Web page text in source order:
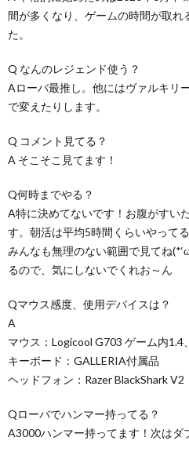
間が多くなり、ゲームの時間が取れ
た。
Q なんのレジェンド使う？
Aローバ最推し。他にはヴァルキリ
で変えたりします。
Q コメント見てる？
A そこそこ見てます！
Q何時までやる？
A特に決めてないです！お腹がすい
す。朝活は平均5時間くらいやって
みんなも無理のない範囲で見てね
るので、気にしないでくれお～ん
Qマウス感度、使用デバイスは？
A
マウス：Logicool G703 ゲーム内1.4
キーボード：GALLERIA付属品
ヘッドフォン：Razer BlackShark V2
Qローバでハンマー持ってる？
A3000ハンマー持ってます！次はダ